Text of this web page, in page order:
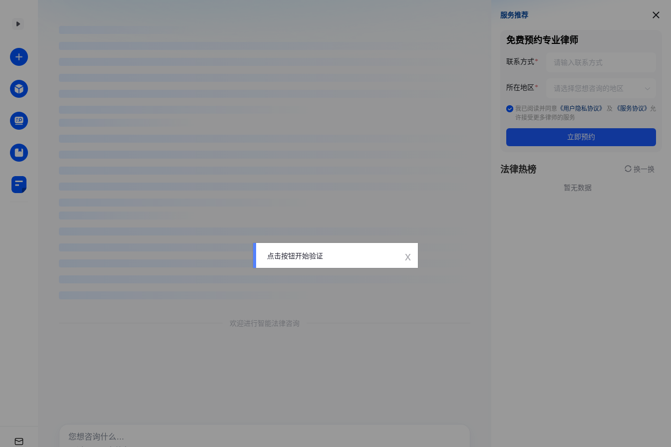
欢迎进行智能法律咨询
服务推荐
服务推荐
免费预约专业律师
联系方式
所在地区
我已阅读并同意 《用户隐私协议》 及 《服务协议》 允
许接受更多律师的服务
立即预约
法律热榜 换一换
暂无数据
点击按钮开始验证 x